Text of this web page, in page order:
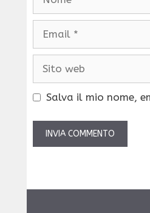
Salva il mio nome,